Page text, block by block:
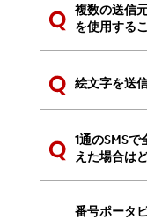
複数の送信
を使用する
絵文字を送
1通のSMS
えた場合は
番号ポータ